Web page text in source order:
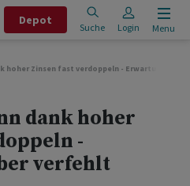
Depot
Suche Login Menu
hoher Zinsen fast verdoppeln - Erwartungen
dank hoher
-
verfehlt